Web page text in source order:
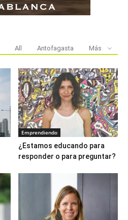
All Antofagasta Más
Emprendiendo
¿Estamos educando para
responder o para preguntar?